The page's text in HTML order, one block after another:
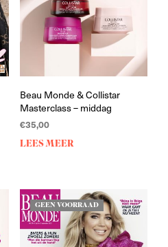
Beau Monde & Collistar
Masterclass – middag
€35,00
LEES MEER
GEEN VOORRAAD